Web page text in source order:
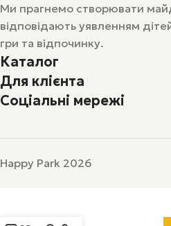
Ми прагнемо створювати
відповідають уявленням
гри та відпочинку.
Каталог
Для клієнта
Соціальні мережі
Happy Park 2026